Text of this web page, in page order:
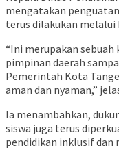
mengatakan
terus dilakukan
“Ini merupakan
pimpinan daerah
Pemerintah Kota
aman dan nyaman,”
Ia menambahkan,
siswa juga terus
pendidikan inklusif dan